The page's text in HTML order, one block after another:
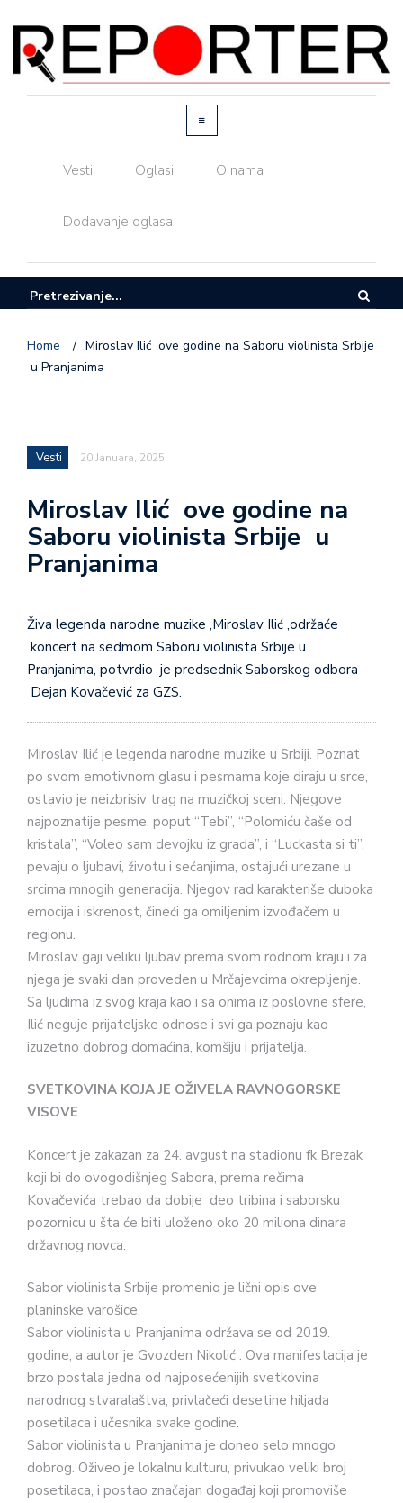
Vesti Oglasi O nama
Dodavanje oglasa
Home / Miroslav Ilić ove godine na Saboru violinista Srbije
u Pranjanima
Vesti 20 Januara, 2025
Miroslav Ilić ove godine na
Saboru violinista Srbije u
Pranjanima
Živa legenda narodne muzike ,Miroslav Ilić ,održaće
koncert na sedmom Saboru violinista Srbije u
Pranjanima, potvrdio je predsednik Saborskog odbora
Dejan Kovačević za GZS.
Miroslav Ilić je legenda narodne muzike u Srbiji. Poznat
po svom emotivnom glasu i pesmama koje diraju u srce,
ostavio je neizbrisiv trag na muzičkoj sceni. Njegove
najpoznatije pesme, poput “Tebi”, “Polomiću čaše od
kristala”, “Voleo sam devojku iz grada”, i “Luckasta si ti”,
pevaju o ljubavi, životu i sećanjima, ostajući urezane u
srcima mnogih generacija. Njegov rad karakteriše duboka
emocija i iskrenost, čineći ga omiljenim izvođačem u
regionu.
Miroslav gaji veliku ljubav prema svom rodnom kraju i za
njega je svaki dan proveden u Mrčajevcima okrepljenje.
Sa ljudima iz svog kraja kao i sa onima iz poslovne sfere,
Ilić neguje prijateljske odnose i svi ga poznaju kao
izuzetno dobrog domaćina, komšiju i prijatelja.
SVETKOVINA KOJA JE OŽIVELA RAVNOGORSKE
VISOVE
Koncert je zakazan za 24. avgust na stadionu fk Brezak
koji bi do ovogodišnjeg Sabora, prema rečima
Kovačevića trebao da dobije deo tribina i saborsku
pozornicu u šta će biti uloženo oko 20 miliona dinara
državnog novca.
Sabor violinista Srbije promenio je lični opis ove
planinske varošice.
Sabor violinista u Pranjanima održava se od 2019.
godine, a autor je Gvozden Nikolić . Ova manifestacija je
brzo postala jedna od najposećenijih svetkovina
narodnog stvaralaštva, privlačeći desetine hiljada
posetilaca i učesnika svake godine.
Sabor violinista u Pranjanima je doneo selo mnogo
dobrog. Oživeo je lokalnu kulturu, privukao veliki broj
posetilaca, i postao značajan događaj koji promoviše